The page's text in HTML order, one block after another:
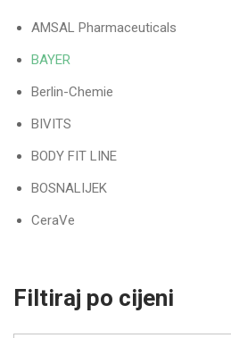
AMSAL Pharmaceuticals
BAYER
Berlin-Chemie
BIVITS
BODY FIT LINE
BOSNALIJEK
CeraVe
Filtiraj po cijeni